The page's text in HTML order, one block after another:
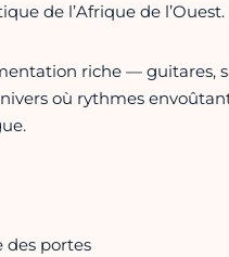
de l’Afrique de l’Ouest.
riche — guitares,
où rythmes
des portes